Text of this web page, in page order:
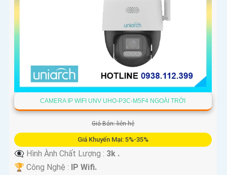
CAMERA IP WIFI UNV UHO-P3C-M5F4 NGOÀI TRỜI
Giá Bán: liên hệ
Giá Khuyến Mại: 5%-35%
👁️‍🗨 Hình Ành Chất Lượng : 3k .
🏆 Công Nghệ : IP Wifi.